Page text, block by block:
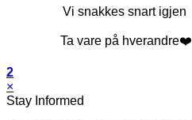
Vi snakkes snart igjen
Ta vare på hverandre❤️
2
×
Stay Informed